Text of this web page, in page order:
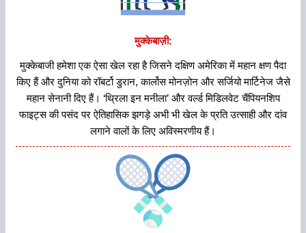
मुक्‍केबाज़ी:
मुक्केबाजी हमेशा एक ऐसा खेल रहा है जिसने दक्षिण अमेरिका में महान क्षण पैदा
किए हैं और दुनिया को रॉबर्टो डुरान, कार्लोस मोनज़ोन और सर्जियो मार्टिनेज जैसे
महान सेनानी दिए हैं। ‘थ्रिला इन मनीला’ और वर्ल्ड मिडिलवेट चैंपियनशिप
फाइट्स की पसंद पर ऐतिहासिक झगड़े अभी भी खेल के प्रति उत्साही और दांव
लगाने वालों के लिए अविस्मरणीय हैं।